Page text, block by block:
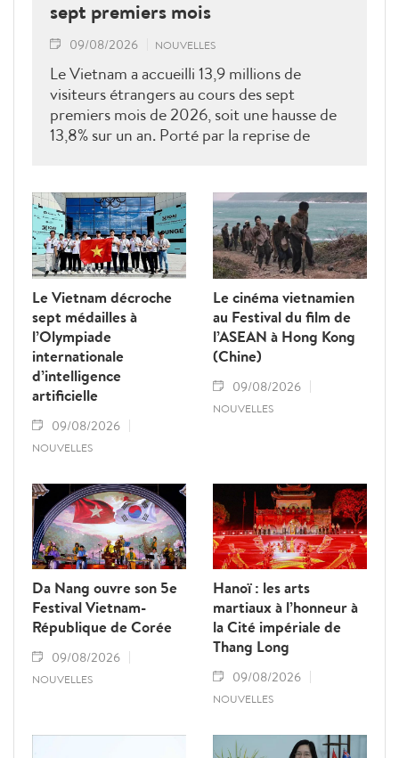
sept premiers mois
09/08/2026 NOUVELLES
Le Vietnam a accueilli 13,9 millions de
visiteurs étrangers au cours des sept
premiers mois de 2026, soit une hausse de
13,8% sur un an. Porté par la reprise de
millions d'arrivées.
Le Vietnam décroche
sept médailles à
l’Olympiade
internationale
d’intelligence
artificielle
09/08/2026
NOUVELLES
Le cinéma vietnamien
au Festival du film de
l’ASEAN à Hong Kong
(Chine)
09/08/2026
NOUVELLES
Da Nang ouvre son 5e
Festival Vietnam-
République de Corée
09/08/2026
NOUVELLES
Hanoï : les arts
martiaux à l’honneur à
la Cité impériale de
Thang Long
09/08/2026
NOUVELLES